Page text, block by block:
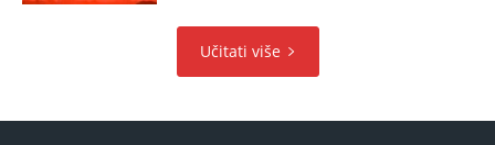
Učitati više